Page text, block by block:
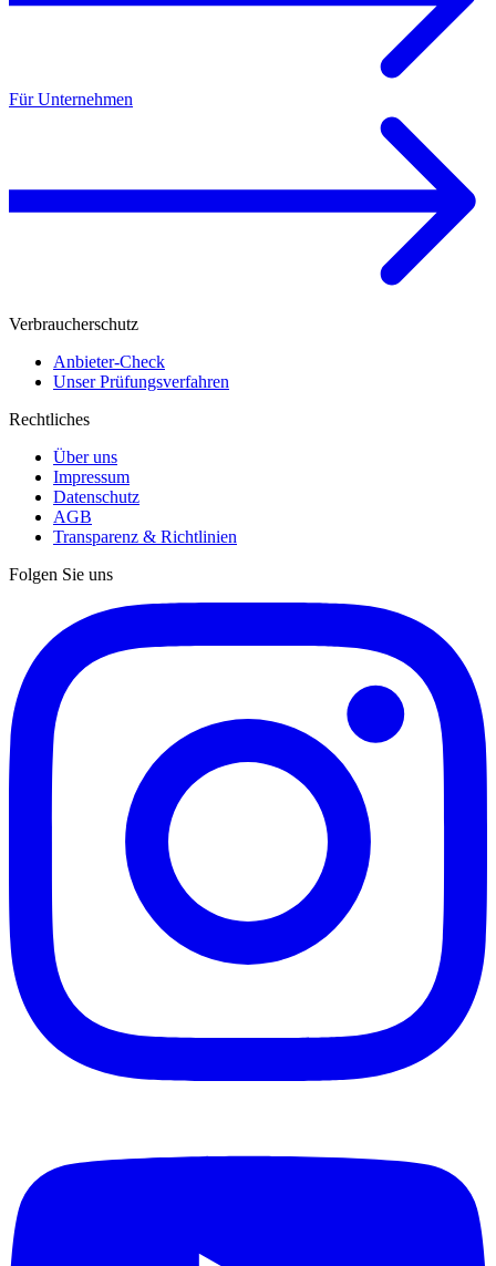
Für Unternehmen
Verbraucherschutz
Anbieter-Check
Unser Prüfungsverfahren
Rechtliches
Über uns
Impressum
Datenschutz
AGB
Transparenz & Richtlinien
Folgen Sie uns